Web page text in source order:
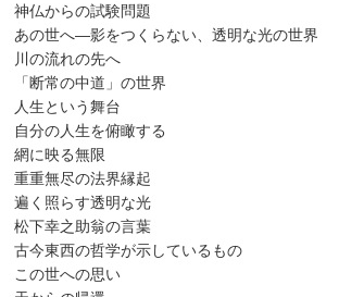
神仏からの試験問題
あの世へ―影をつくらない、透明な光の世界
川の流れの先へ
「断常の中道」の世界
人生という舞台
自分の人生を俯瞰する
網に映る無限
重重無尽の法界縁起
遍く照らす透明な光
松下幸之助翁の言葉
古今東西の哲学が示しているもの
この世への思い